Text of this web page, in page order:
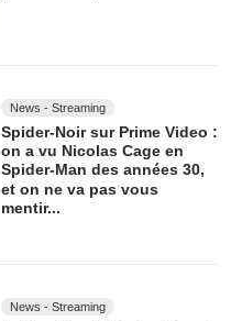
News - Streaming
Spider-Noir sur Prime Video :
on a vu Nicolas Cage en
Spider-Man des années 30,
et on ne va pas vous
mentir...
News - Streaming